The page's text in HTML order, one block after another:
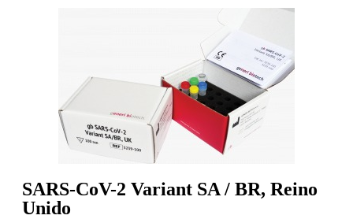
SARS-CoV-2 Variant SA / BR, Reino
Unido